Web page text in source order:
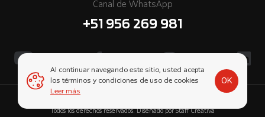
Canal de WhatsApp
+51 956 269 981
Todos los derechos reservados. Diseñado por Staff Creativa
Al continuar navegando este sitio, usted acepta
los términos y condiciones de uso de cookies
Leer más
OK